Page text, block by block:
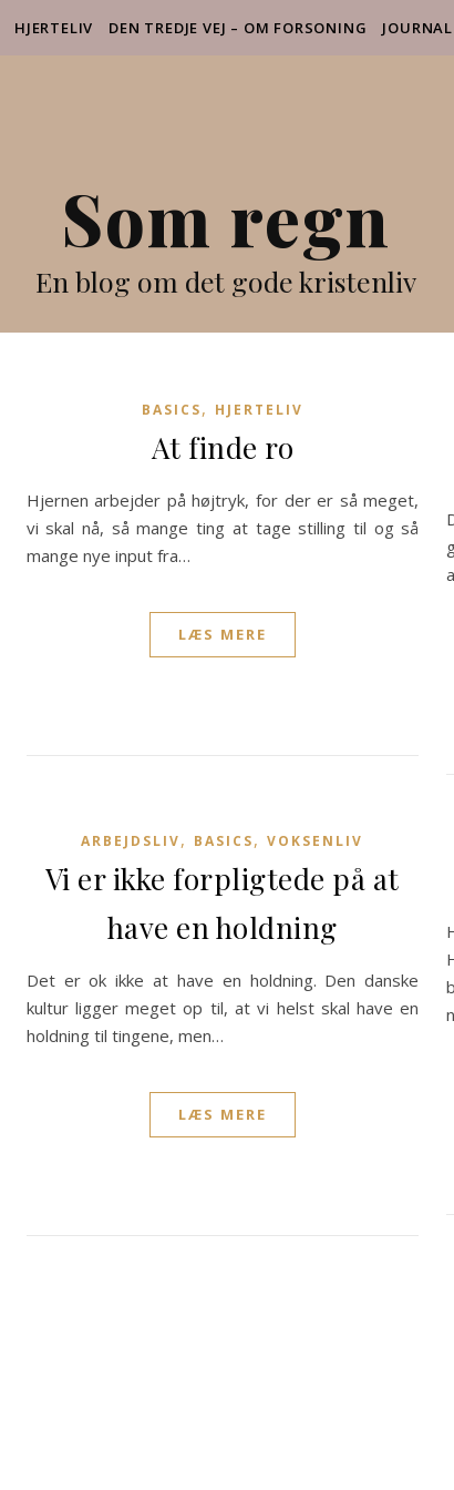
HJERTELIV DEN TREDJE VEJ – OM FORSONING JOURNAL
Som regn
En blog om det gode kristenliv
BASICS, HJERTELIV
At finde ro
Hjernen arbejder på højtryk, for der er så meget,
vi skal nå, så mange ting at tage stilling til og så
mange nye input fra…
LÆS MERE
ARBEJDSLIV, BASICS,VOKSENLIV
Vi er ikke forpligtede på at
have en holdning
Det er ok ikke at have en holdning. Den danske
kultur ligger meget op til, at vi helst skal have en
holdning til tingene, men…
LÆS MERE